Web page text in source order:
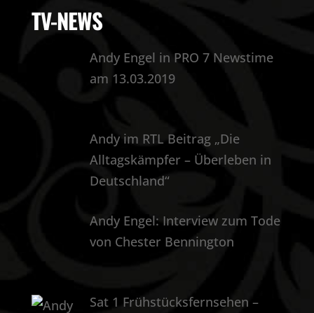
TV-NEWS
Andy Engel in PRO 7 Newstime
am 13.03.2019
Andy im RTL Beitrag „Die
Alltagskämpfer – Überleben in
Deutschland“
Andy Engel: Interview zum Tode
von Chester Bennington
Sat 1 Frühstücksfernsehen –